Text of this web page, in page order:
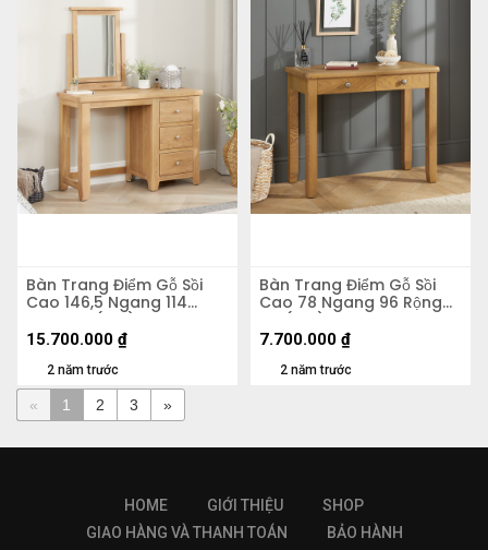
Bàn Trang Điểm Gỗ Sồi
Cao 146,5 Ngang 114
Rộng 43 (cm)
2 năm trước
15.700.000 ₫
Bàn Trang Điểm Gỗ Sồi
Cao 78 Ngang 96 Rộng
45 (cm)
2 năm trước
7.700.000 ₫
« 1 2 3 »
HOME GIỚI THIỆU
SHOP
GIAO HÀNG VÀ THANH TOÁN
BẢO HÀNH